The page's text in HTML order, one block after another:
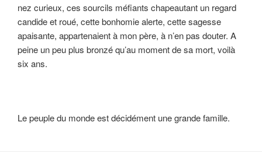
nez curieux, ces sourcils méfiants chapeautant un regard
candide et roué, cette bonhomie alerte, cette sagesse
apaisante, appartenaient à mon père, à n’en pas douter. A
peine un peu plus bronzé qu’au moment de sa mort, voilà
six ans.
Le peuple du monde est décidément une grande famille.